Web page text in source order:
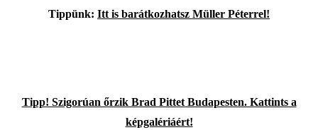
Tippünk: Itt is barátkozhatsz Müller Péterrel!
Tipp! Szigorúan őrzik Brad Pittet Budapesten. Kattints a
képgalériáért!